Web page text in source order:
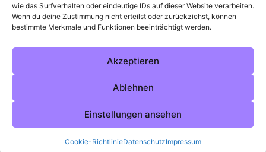
wie das Surfverhalten oder eindeutige IDs auf dieser Website verarbeiten.
Wenn du deine Zustimmung nicht erteilst oder zurückziehst, können
bestimmte Merkmale und Funktionen beeinträchtigt werden.
Akzeptieren
Ablehnen
Einstellungen ansehen
Cookie-RichtlinieDatenschutzImpressum
© 2025 Deine Welt der Office-Vorlagen
Alle VorlagenÜber unsKontakt
DatenschutzCookies